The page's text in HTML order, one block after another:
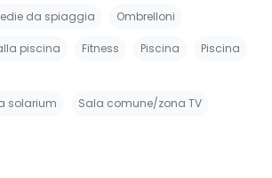
da spiaggia Ombrelloni
piscina Fitness Piscina Piscina
solarium Sala comune/zona TV